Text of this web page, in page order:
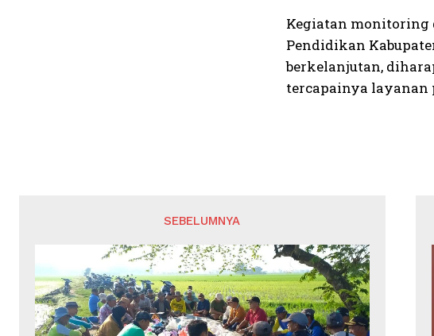
Kegiatan monitoring
Pendidikan
berkelanjutan,
tercapainya layanan
SEBELUMNYA